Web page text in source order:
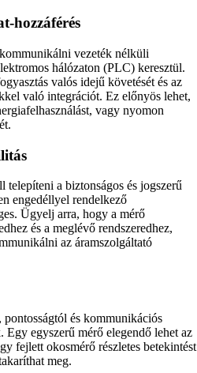
hozzáférés
vezeték nélküli
hálózaton (PLC) keresztül.
valós idejű követését és az
való integrációt. Ez előnyös lehet,
vagy nyomon
a biztonságos és jogszerű
engedéllyel rendelkező
Ügyelj arra, hogy a mérő
és a meglévő rendszeredhez,
az áramszolgáltató
és kommunikációs
egyszerű mérő elegendő lehet az
fejlett okosmérő részletes betekintést
meg.